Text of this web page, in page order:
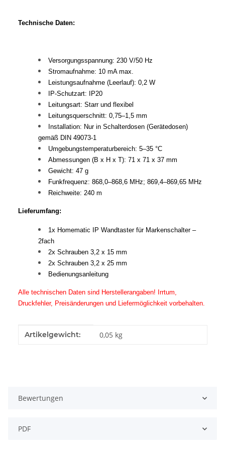
Technische Daten:
Versorgungsspannung: 230 V/50 Hz
Stromaufnahme: 10 mA max.
Leistungsaufnahme (Leerlauf): 0,2 W
IP-Schutzart: IP20
Leitungsart: Starr und flexibel
Leitungsquerschnitt: 0,75–1,5 mm
Installation: Nur in Schalterdosen (Gerätedosen)
gemäß DIN 49073-1
Umgebungstemperaturbereich: 5–35 °C
Abmessungen (B x H x T): 71 x 71 x 37 mm
Gewicht: 47 g
Funkfrequenz: 868,0–868,6 MHz; 869,4–869,65 MHz
Reichweite: 240 m
Lieferumfang:
1x Homematic IP Wandtaster für Markenschalter –
2fach
2x Schrauben 3,2 x 15 mm
2x Schrauben 3,2 x 25 mm
Bedienungsanleitung
Alle technischen Daten sind Herstellerangaben! Irrtum,
Druckfehler, Preisänderungen und Liefermöglichkeit vorbehalten.
Produkteigenschaft
Wert
Artikelgewicht: 0,05 kg
Bewertungen
PDF